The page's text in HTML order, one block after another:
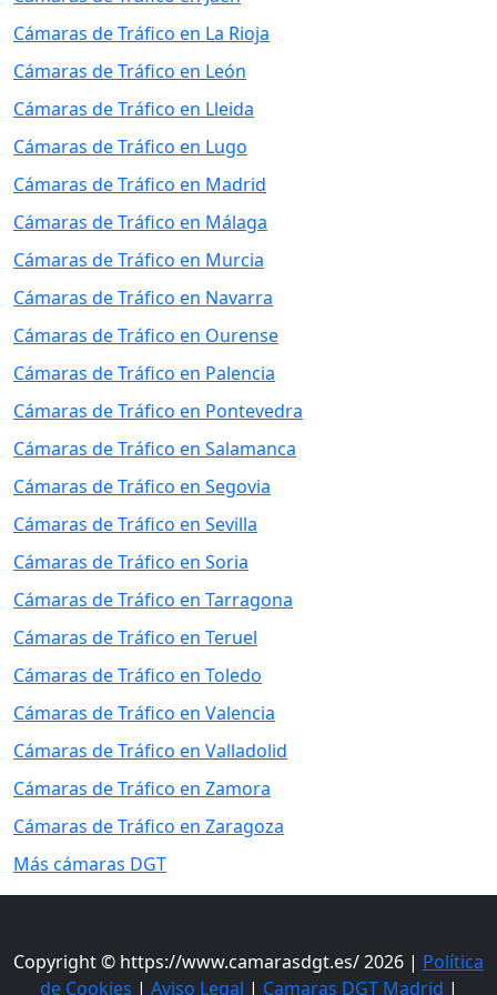
Cámaras de Tráfico en La Rioja
Cámaras de Tráfico en León
Cámaras de Tráfico en Lleida
Cámaras de Tráfico en Lugo
Cámaras de Tráfico en Madrid
Cámaras de Tráfico en Málaga
Cámaras de Tráfico en Murcia
Cámaras de Tráfico en Navarra
Cámaras de Tráfico en Ourense
Cámaras de Tráfico en Palencia
Cámaras de Tráfico en Pontevedra
Cámaras de Tráfico en Salamanca
Cámaras de Tráfico en Segovia
Cámaras de Tráfico en Sevilla
Cámaras de Tráfico en Soria
Cámaras de Tráfico en Tarragona
Cámaras de Tráfico en Teruel
Cámaras de Tráfico en Toledo
Cámaras de Tráfico en Valencia
Cámaras de Tráfico en Valladolid
Cámaras de Tráfico en Zamora
Cámaras de Tráfico en Zaragoza
Más cámaras DGT
Copyright © https://www.camarasdgt.es/ 2026 | Política
de Cookies | Aviso Legal | Camaras DGT Madrid |